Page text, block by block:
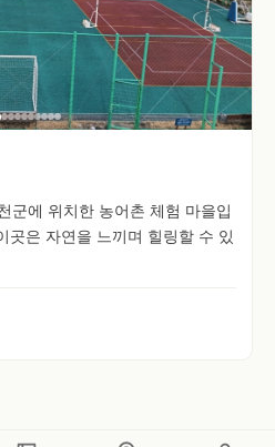
군에 위치한 농어촌 체험 마을입
곳은 자연을 느끼며 힐링할 수 있